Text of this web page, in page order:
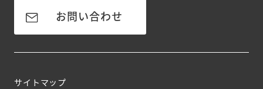
お問い合わせ
サイトマップ